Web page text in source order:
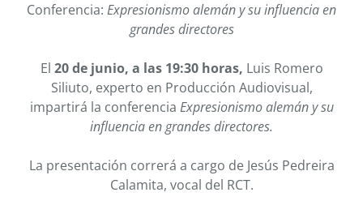
Conferencia: Expresionismo alemán y su influencia en
grandes directores
El 20 de junio, a las 19:30 horas, Luis Romero
Siliuto, experto en Producción Audiovisual,
impartirá la conferencia Expresionismo alemán y su
influencia en grandes directores.
La presentación correrá a cargo de Jesús Pedreira
Calamita, vocal del RCT.